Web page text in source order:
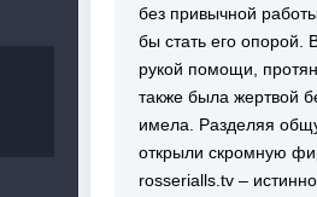
без привычной
бы стать его опорой.
рукой помощи,
также была жертвой
имела. Разделяя
открыли скромную
rosserialls.tv –